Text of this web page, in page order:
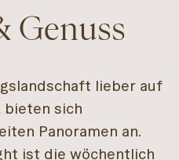
Genuss
lieber auf
bieten sich
Panoramen an.
ist die wöchentlich